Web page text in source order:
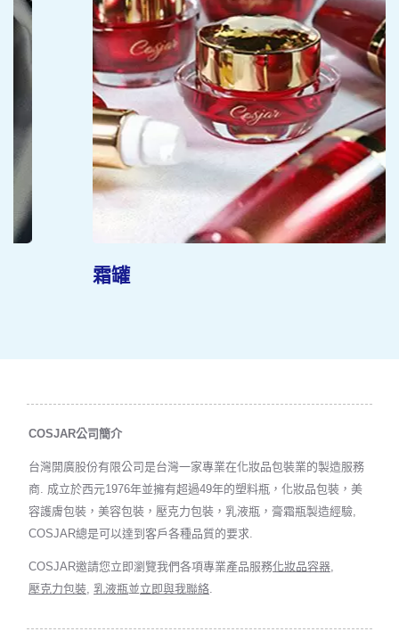
COSJAR公司簡介
台灣開廣股份有限公司是台灣一家專業在化妝品包裝業的製造服務
商. 成立於西元1976年並擁有超過49年的塑料瓶，化妝品包裝，美
容護膚包裝，美容包裝，壓克力包裝，乳液瓶，膏霜瓶製造經驗,
COSJAR總是可以達到客戶各種品質的要求.
COSJAR邀請您立即瀏覽我們各項專業產品服務化妝品容器
壓克力包裝 乳液瓶並立即與我聯絡